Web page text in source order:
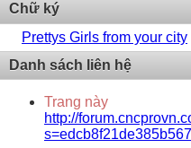
Chữ ký
Prettys Girls from your city
Danh sách liên hệ
Trang này
http://